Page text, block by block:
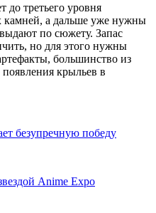
до третьего уровня
а дальше уже нужны
по сюжету. Запас
но для этого нужны
большинство из
крыльев в
безупречную победу
Anime Expo